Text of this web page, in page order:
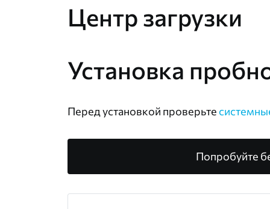
Центр загрузки
Установка
Перед установкой проверьте
Попробуйте